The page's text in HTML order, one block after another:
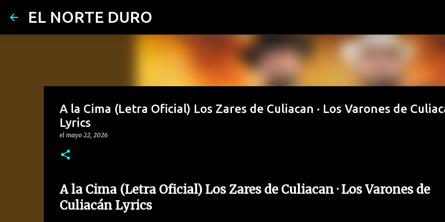
EL NORTE DURO
A la Cima (Letra Oficial) Los Zares de Culiacan · Los Varones de
Lyrics
el mayo 22, 2026
A la Cima (Letra Oficial) Los Zares de Culiacan · Los Varones de
Culiacán Lyrics